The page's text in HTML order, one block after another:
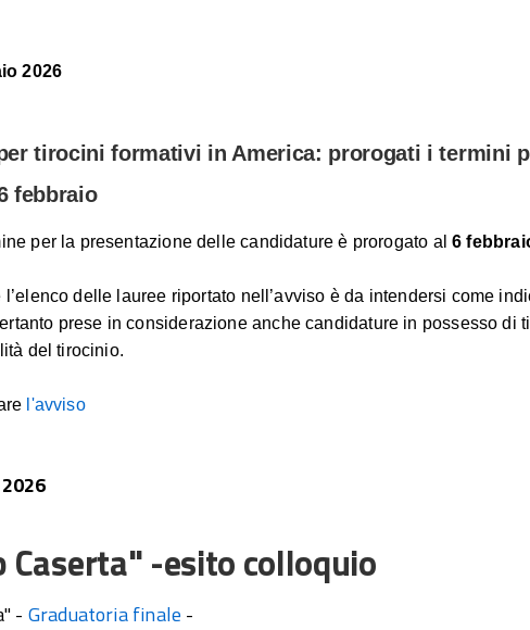
2026
tirocini formativi in America: prorogati i termini
febbraio
per la presentazione delle candidature è prorogato al6
delle lauree riportato nell’avviso è da intendersi come
prese in considerazione anche candidature in possesso di
del tirocinio.
l'avviso
Caserta" -esito colloquio
- Graduatoria finale -